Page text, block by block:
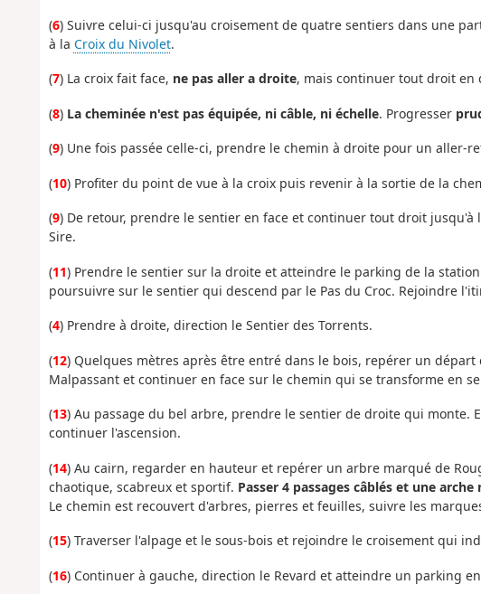
(6) Suivre celui-ci jusqu'au croisement de quatre sentiers dans une
à la Croix du Nivolet.
(7) La croix fait face, ne pas aller a droite, mais continuer tout droit en
(8) La cheminée n'est pas équipée, ni câble, ni échelle. Progresser
(9) Une fois passée celle-ci, prendre le chemin à droite pour un aller-
(10) Profiter du point de vue à la croix puis revenir à la sortie de la
(9) De retour, prendre le sentier en face et continuer tout droit
Sire.
(11) Prendre le sentier sur la droite et atteindre le parking de la
poursuivre sur le sentier qui descend par le Pas du Croc. Rejoindre
(4) Prendre à droite, direction le Sentier des Torrents.
(12) Quelques mètres après être entré dans le bois, repérer un
Malpassant et continuer en face sur le chemin qui se transforme en
(13) Au passage du bel arbre, prendre le sentier de droite qui monte.
continuer l'ascension.
(14) Au cairn, regarder en hauteur et repérer un arbre marqué de
chaotique, scabreux et sportif. Passer 4 passages câblés et une
Le chemin est recouvert d'arbres, pierres et feuilles, suivre les
(15) Traverser l'alpage et le sous-bois et rejoindre le croisement qui
(16) Continuer à gauche, direction le Revard et atteindre un parking